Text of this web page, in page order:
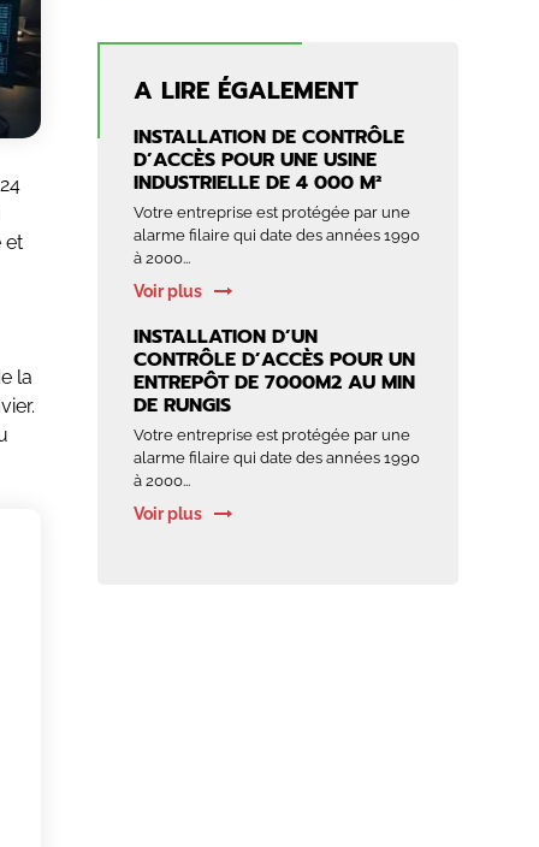
et
la
A LIRE ÉGALEMENT
INSTALLATION DE CONTRÔLE
D’ACCÈS POUR UNE USINE
INDUSTRIELLE DE 4 000 M²
Votre entreprise est protégée par une
alarme filaire qui date des années 1990
à 2000...
Voir plus
INSTALLATION D’UN
CONTRÔLE D’ACCÈS POUR UN
ENTREPÔT DE 7000M2 AU MIN
DE RUNGIS
Votre entreprise est protégée par une
alarme filaire qui date des années 1990
à 2000...
Voir plus